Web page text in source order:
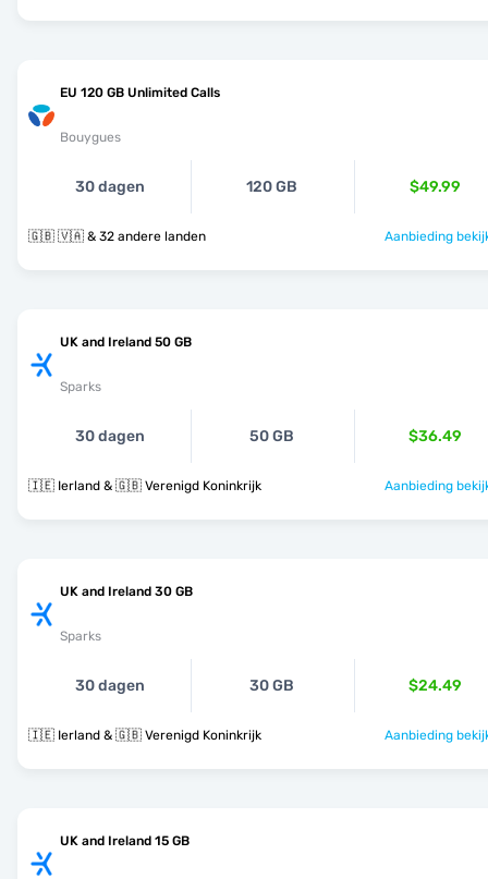
EU 120 GB Unlimited Calls
Bouygues
30 dagen 120 GB $49.99
🇬🇧 🇻🇦 & 32 andere landen Aanbieding
UK and Ireland 50 GB
Sparks
30 dagen 50 GB $36.49
🇮🇪 Ierland & 🇬🇧 Verenigd Koninkrijk Aanbieding
UK and Ireland 30 GB
Sparks
30 dagen 30 GB $24.49
🇮🇪 Ierland & 🇬🇧 Verenigd Koninkrijk Aanbieding
UK and Ireland 15 GB